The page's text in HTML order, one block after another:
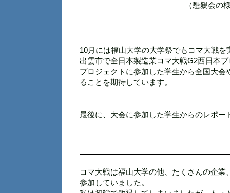
（懇親会の
10月には福山大学の大学祭でもコマ大戦を
出雲市で全日本製造業コマ大戦G2西日本
プロジェクトに参加した学生から全国大
ることを期待しています。
最後に、大会に参加した学生からのレポー
コマ大戦は福山大学の他、たくさんの企
参加していました。